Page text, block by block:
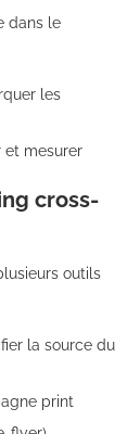
dans le
les
et mesurer
cross-
outils
la source du
print